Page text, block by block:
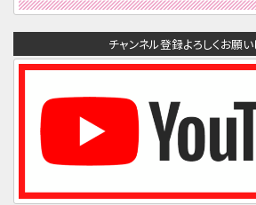
チャンネル登録よろしくお願い